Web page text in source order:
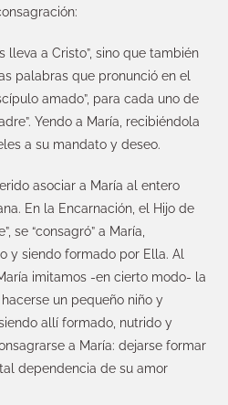
lleva a Cristo”, sino que también
palabras que pronunció en el
amado”, para cada uno de
Yendo a María, recibiéndola
a su mandato y deseo.
asociar a María al entero
En la Encarnación, el Hijo de
se “consagró” a María,
y siendo formado por Ella. Al
imitamos -en cierto modo- la
un pequeño niño y
allí formado, nutrido y
a María: dejarse formar
dependencia de su amor